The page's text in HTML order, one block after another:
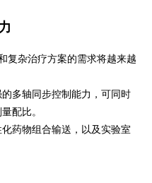
复杂治疗方案的需求将越来越
多轴同步控制能力，可同时
配比。
药物组合输送，以及实验室